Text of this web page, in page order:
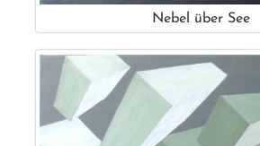
Nebel über See